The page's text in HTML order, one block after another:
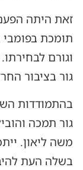
זאת היתה
תומכת בפומבי
וגורם
גור בציבור
בהתמודדות
גור תמכה
משה ליאון.
בשלה העת